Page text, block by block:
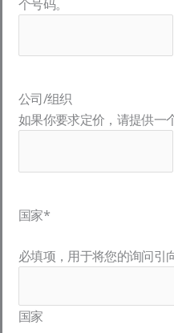
公司/组织
如果你要求定价，请提供一
国家*
必填项，用于将您的询问引
国家